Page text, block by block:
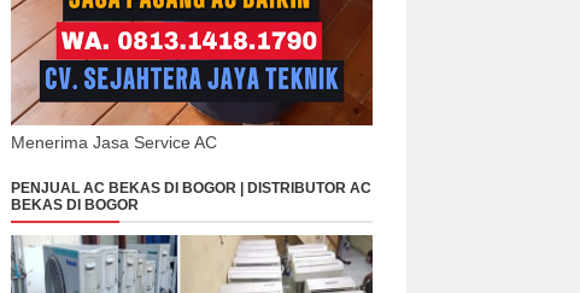
Menerima Jasa Service AC
PENJUAL AC BEKAS DI BOGOR | DISTRIBUTOR AC
BEKAS DI BOGOR